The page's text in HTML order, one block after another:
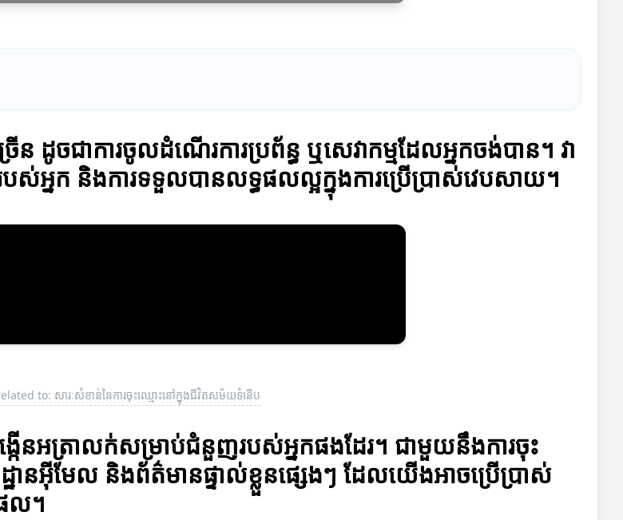
ន ដូចជាការចូលដំណើរការប្រព័ន្ធ ឬសេវាកម្មដែលអ្នកចង់បាន។ វា
នក និងការទទួលបានលទ្ធផលល្អក្នុងការប្រើប្រាស់វេបសាយ។
to: សារៈសំខាន់នៃការចុះឈ្មោះនៅក្នុងជីវិតសម័យទំនើប
ើនអត្រាលក់សម្រាប់ជំនួញរបស់អ្នកផងដែរ។ ជាមួយនឹងការចុះ
នអ៊ីមែល និងព័ត៌មានផ្ទាល់ខ្លួនផ្សេងៗ ដែលយើងអាចប្រើប្រាស់
ល។